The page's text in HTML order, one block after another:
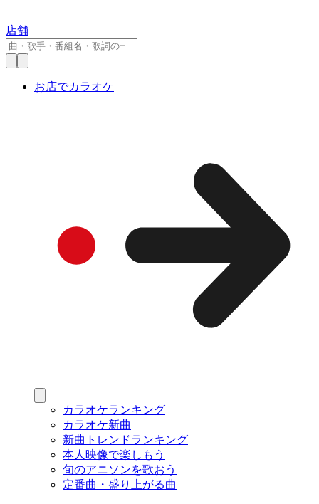
店舗
お店でカラオケ
カラオケランキング
カラオケ新曲
新曲トレンドランキング
本人映像で楽しもう
旬のアニソンを歌おう
定番曲・盛り上がる曲